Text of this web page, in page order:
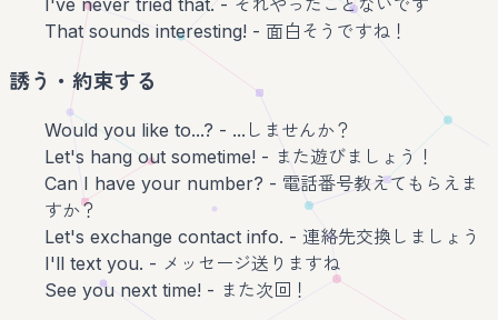
I've never tried that. - それやったことないです
That sounds interesting! - 面白そうですね！
誘う・約束する
Would you like to...? - ...しませんか？
Let's hang out sometime! - また遊びましょう！
Can I have your number? - 電話番号教えてもらえま
すか？
Let's exchange contact info. - 連絡先交換しましょう
I'll text you. - メッセージ送りますね
See you next time! - また次回！